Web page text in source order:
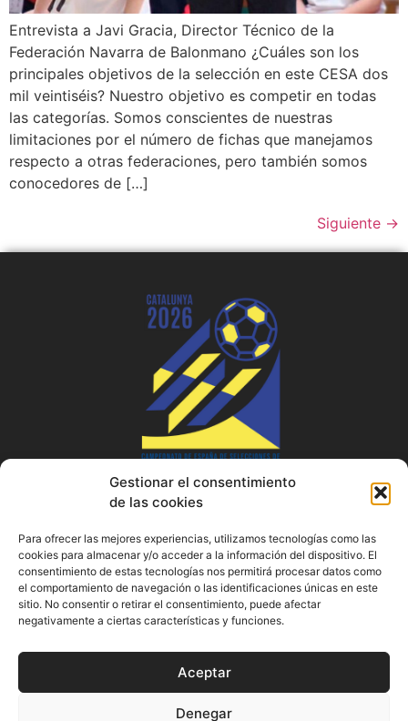
Gestionar el consentimiento
de las cookies
Para ofrecer las mejores experiencias, utilizamos tecnologías como las
cookies para almacenar y/o acceder a la información del dispositivo. El
consentimiento de estas tecnologías nos permitirá procesar datos como
el comportamiento de navegación o las identificaciones únicas en este
sitio. No consentir o retirar el consentimiento, puede afectar
negativamente a ciertas características y funciones.
Aceptar
Denegar
Entrevista a Javi Gracia, Director Técnico de la
Federación Navarra de Balonmano ¿Cuáles son los
principales objetivos de la selección en este CESA dos
mil veintiséis? Nuestro objetivo es competir en todas
las categorías. Somos conscientes de nuestras
limitaciones por el número de fichas que manejamos
respecto a otras federaciones, pero también somos
conocedores de […]
Siguiente →
AVISO LEGAL POLÍTICA DE PRIVACIDAD
POLÍTICA DE COOKIES